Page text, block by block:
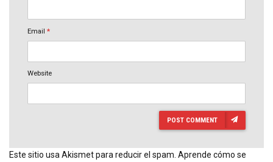
Email *
Website
POST COMMENT
Este sitio usa Akismet para reducir el spam. Aprende cómo se